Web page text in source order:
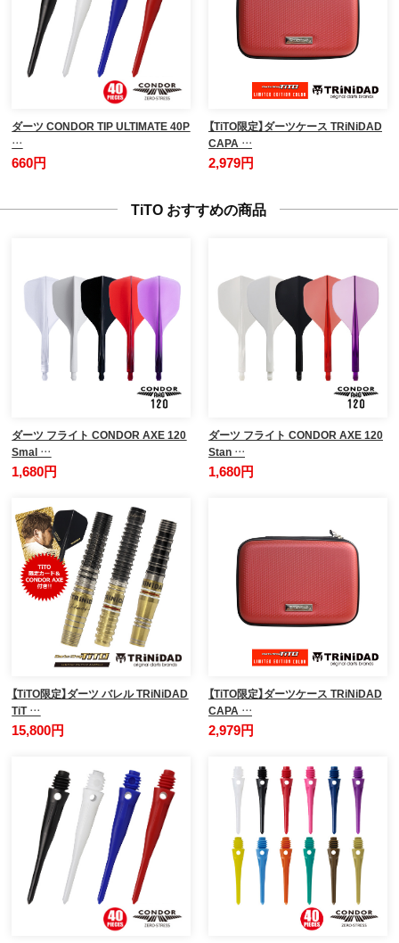
ダーツ CONDOR TIP ULTIMATE 40P
…
660円
【TiTO限定】ダーツケース TRiNiDAD
CAPA …
2,979円
TiTO おすすめの商品
ダーツ フライト CONDOR AXE 120
Smal …
1,680円
ダーツ フライト CONDOR AXE 120
Stan …
1,680円
【TiTO限定】ダーツ バレル TRiNiDAD
TiT …
15,800円
【TiTO限定】ダーツケース TRiNiDAD
CAPA …
2,979円